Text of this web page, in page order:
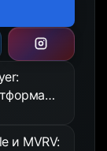
и MVRV: